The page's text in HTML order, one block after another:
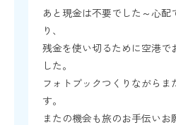
あと現金は不要でした～心配
り、
残金を使い切るために空港で
した。
フォトブックつくりながらま
す。
またの機会も旅のお手伝いお